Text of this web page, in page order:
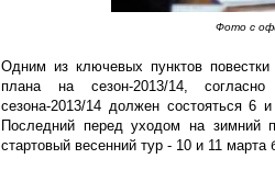
Фото с
Одним из ключевых пунктов повестки
плана на сезон-2013/14,
сезона-2013/14 должен состояться
Последний перед уходом на зимний
стартовый весенний тур - 10 и 11 марта